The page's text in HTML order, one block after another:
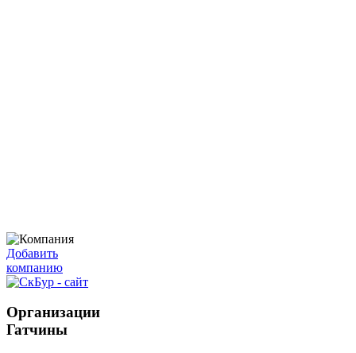
Добавить
компанию
Организации
Гатчины